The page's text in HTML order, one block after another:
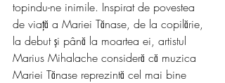
topindu-ne inimile. Inspirat de povestea
de viață a Mariei Tănase, de la copilărie,
la debut și până la moartea ei, artistul
Marius Mihalache consideră că muzica
Mariei Tănase reprezintă cel mai bine